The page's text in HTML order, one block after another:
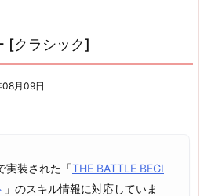
[クラシック]
月09日
実装された「THE BATTLE BEGI
」のスキル情報に対応していま